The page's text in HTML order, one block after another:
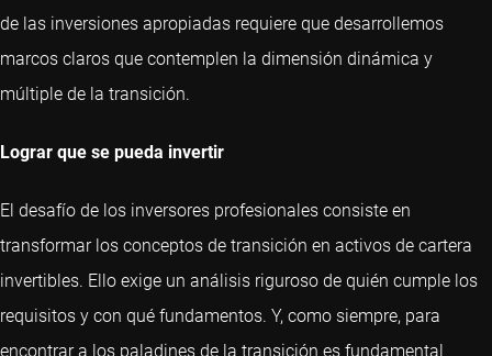
de las inversiones apropiadas requiere que desarrollemos
marcos claros que contemplen la dimensión dinámica y
múltiple de la transición.
Lograr que se pueda invertir
El desafío de los inversores profesionales consiste en
transformar los conceptos de transición en activos de cartera
invertibles. Ello exige un análisis riguroso de quién cumple los
requisitos y con qué fundamentos. Y, como siempre, para
encontrar a los paladines de la transición es fundamental